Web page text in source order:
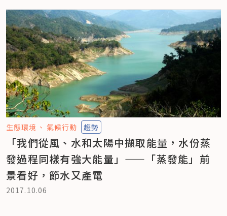
生態環境 氣候行動 趨勢
「我們從風、水和太陽中擷取能量，水份蒸
發過程同樣有強大能量」——「蒸發能」前
景看好，節水又產電
2017.10.06